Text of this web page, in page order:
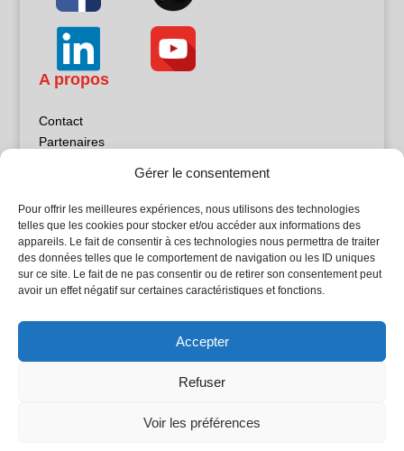
Gérer le consentement
Pour offrir les meilleures expériences, nous utilisons des technologies
telles que les cookies pour stocker et/ou accéder aux informations des
appareils. Le fait de consentir à ces technologies nous permettra de traiter
des données telles que le comportement de navigation ou les ID uniques
sur ce site. Le fait de ne pas consentir ou de retirer son consentement peut
avoir un effet négatif sur certaines caractéristiques et fonctions.
Accepter
Refuser
Voir les préférences
A propos
Contact
Partenaires
Politique de confidentialité
Sites partenaires
5Façades
Atrium Patrimoine
L'Atelier Bois